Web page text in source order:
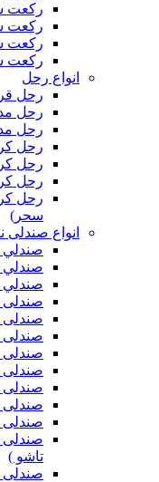
رکعت
رکعت
رکعت
رکعت
انواع رحل
رحل
رحل
رحل
رحل
رحل
رحل
رحل
سحر)
انواع صندلی نماز
صندلي
صندلی DM
صندلی Dm رنگی
صندلی
صندلی
صندلی
صندلی
صندلی
تاشو )
صندلی